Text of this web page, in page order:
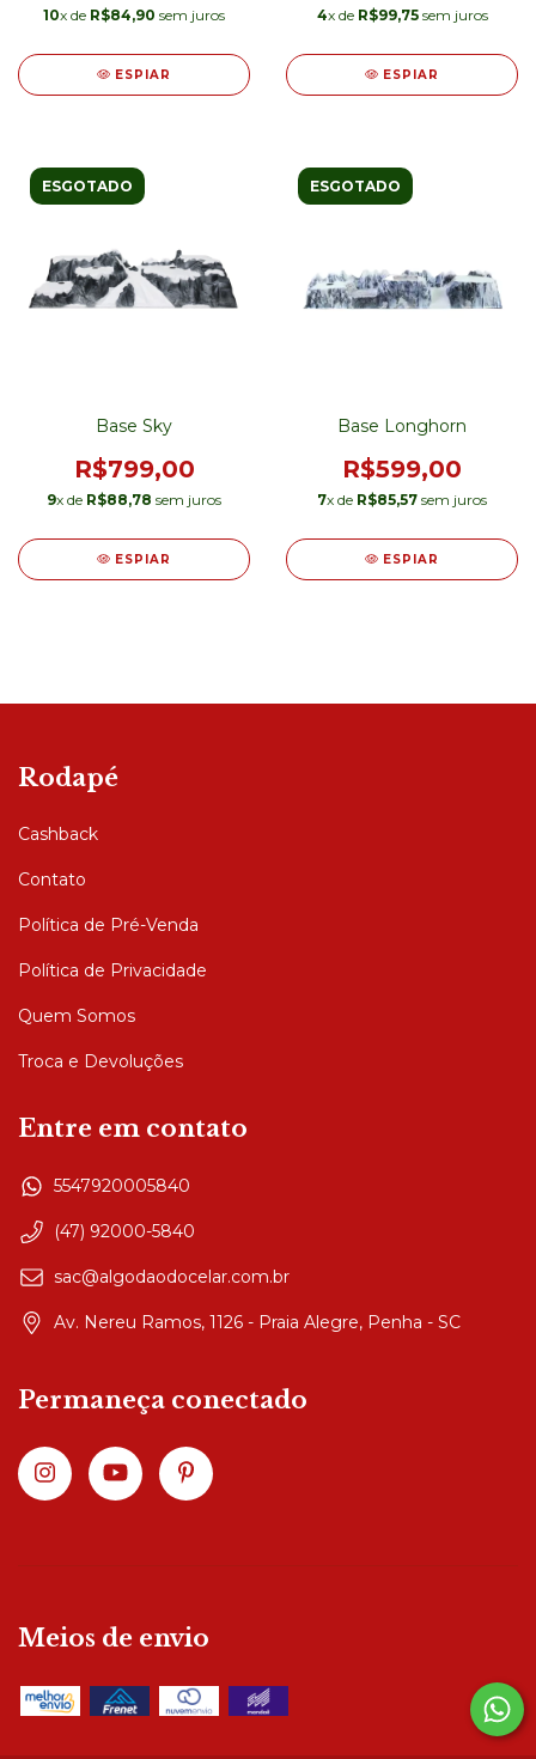
10x de R$84,90 sem juros
ESPIAR
4x de R$99,75sem juros
ESPIAR
ESGOTADO
Base Sky
R$799,00
9x de R$88,78 sem juros
ESPIAR
ESGOTADO
Base Longhorn
R$599,00
7x de R$85,57 sem juros
ESPIAR
Rodapé
Cashback
Contato
Política de Pré-Venda
Política de Privacidade
Quem Somos
Troca e Devoluções
Entre em contato
5547920005840
(47) 92000-5840
sac@algodaodocelar.com.br
Av. Nereu Ramos, 1126 - Praia Alegre, Penha - SC
Permaneça conectado
Meios de envio